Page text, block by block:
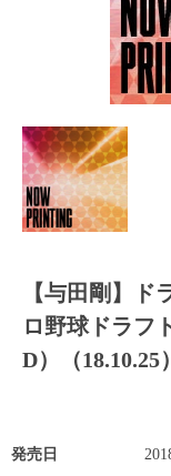
【与田剛】ド
ロ野球ドラフ
D）（18.10.25）
発売日